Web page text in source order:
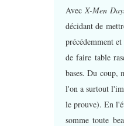
AvecX-Men
décidant de
précédemment
de faire table
bases. Du coup,
l'on a surtout
le prouve). En
somme toute